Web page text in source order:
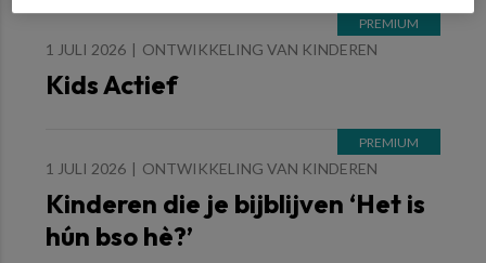
1 JULI 2026 ONTWIKKELING VAN KINDEREN
Kids Actief
1 JULI 2026 ONTWIKKELING VAN KINDEREN
Kinderen die je bijblijven ‘Het is
hún bso hè?’